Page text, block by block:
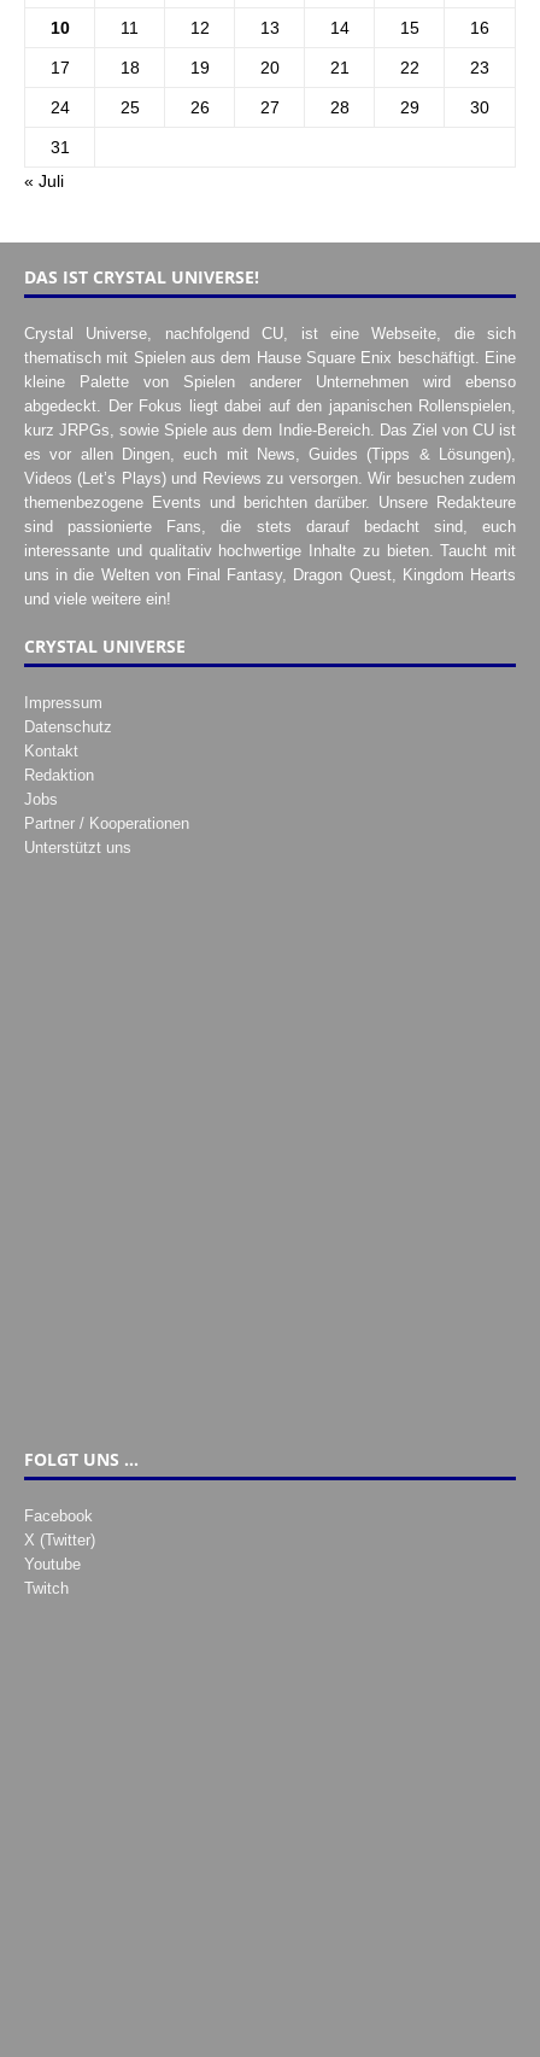
10 11 12 13 14 15 16
17 18 19 20 21 22 23
24 25 26 27 28 29 30
31
« Juli
DAS IST CRYSTAL UNIVERSE!
Crystal Universe, nachfolgend CU, ist eine Webseite, die sich
thematisch mit Spielen aus dem Hause Square Enix beschäftigt. Eine
kleine Palette von Spielen anderer Unternehmen wird ebenso
abgedeckt. Der Fokus liegt dabei auf den japanischen Rollenspielen,
kurz JRPGs, sowie Spiele aus dem Indie-Bereich. Das Ziel von CU ist
es vor allen Dingen, euch mit News, Guides (Tipps & Lösungen),
Videos (Let’s Plays) und Reviews zu versorgen. Wir besuchen zudem
themenbezogene Events und berichten darüber. Unsere Redakteure
sind passionierte Fans, die stets darauf bedacht sind, euch
interessante und qualitativ hochwertige Inhalte zu bieten. Taucht mit
uns in die Welten von Final Fantasy, Dragon Quest, Kingdom Hearts
und viele weitere ein!
CRYSTAL UNIVERSE
Impressum
Datenschutz
Kontakt
Redaktion
Jobs
Partner / Kooperationen
Unterstützt uns
FOLGT UNS …
Facebook
X (Twitter)
Youtube
Twitch